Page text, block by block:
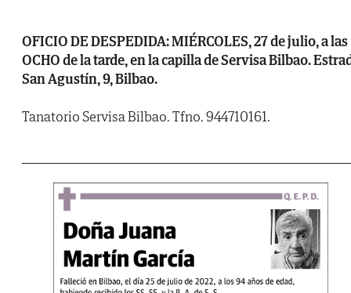
OFICIO DE DESPEDIDA: MIÉRCOLES, 27 de julio, a las
OCHO de la tarde, en la capilla de Servisa Bilbao.
San Agustín, 9, Bilbao.
Tanatorio Servisa Bilbao. Tfno. 944710161.